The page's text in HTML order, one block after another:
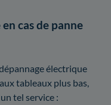
cas de panne
électrique
tableaux plus bas,
tel service :